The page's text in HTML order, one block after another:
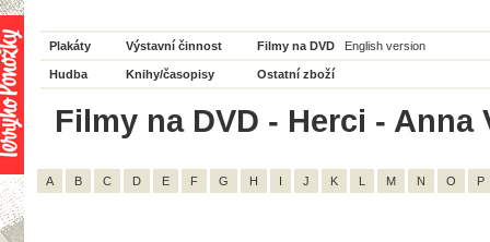
Plakáty Výstavní činnost Filmy na DVD English version
Hudba Knihy/časopisy Ostatní zboží
Filmy na DVD - Herci - Anna
A B C D E F G H I J K L M N O P